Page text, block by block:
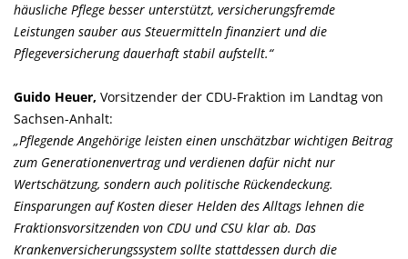
häusliche Pflege besser unterstützt, versicherungsfremde
Leistungen sauber aus Steuermitteln finanziert und die
Pflegeversicherung dauerhaft stabil aufstellt.“
Guido Heuer, Vorsitzender der CDU-Fraktion im Landtag von
Sachsen-Anhalt:
Pflegende Angehörige leisten einen unschätzbar wichtigen Beitrag
zum Generationenvertrag und verdienen dafür nicht nur
Wertschätzung, sondern auch politische Rückendeckung.
Einsparungen auf Kosten dieser Helden des Alltags lehnen die
Fraktionsvorsitzenden von CDU und CSU klar ab. Das
Krankenversicherungssystem sollte stattdessen durch die